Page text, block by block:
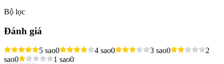
Bộ lọc
Đánh giá
5 sao0 4 sao0 3 sao0
2
sao0 1 sao0